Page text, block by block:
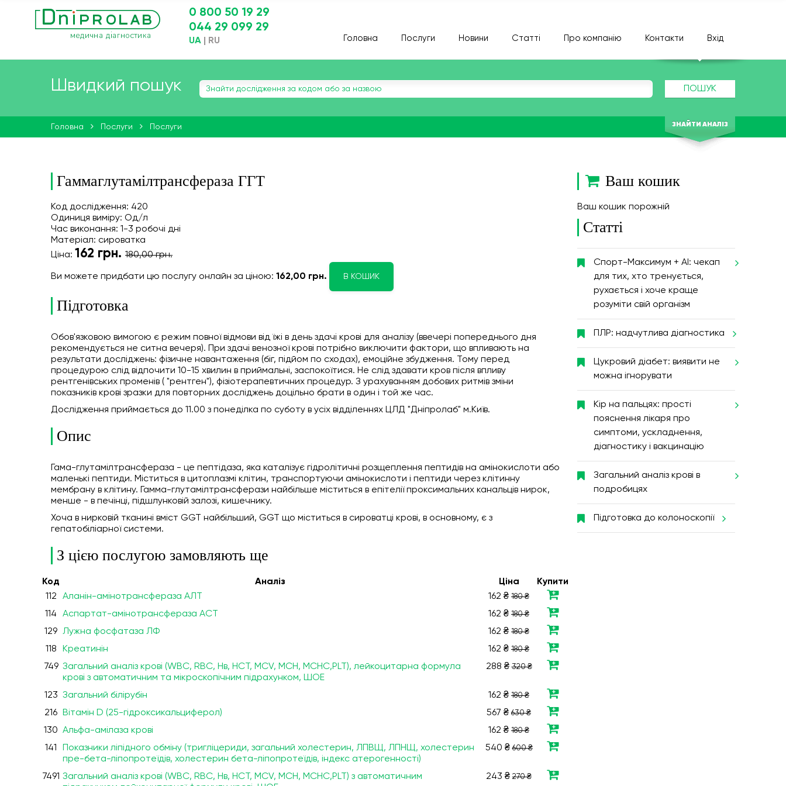
0 800 50 19 29
044 29 099 29
UA RU Головна Послуги Новини Статті Про компанію Контакти Вхід
Швидкий пошук ПОШУК
ЗНАЙТИ АНАЛІЗ
Головна Послуги Послуги
Гаммаглутамілтрансфераза ГГТ
Код дослідження: 420
Одиниця виміру: Од/л
Час виконання: 1-3 робочі дні
Матеріал: сироватка
Ціна: 162 грн. 180,00 грн.
Ви можете придбати цю послугу онлайн за ціною: 162,00 грн. В КОШИК
Підготовка
Обов'язковою вимогою є режим повної відмови від їжі в день здачі крові для аналізу (ввечері попереднього дня
рекомендується не ситна вечеря). При здачі венозної крові потрібно виключити фактори, що впливають на
результати досліджень: фізичне навантаження (біг, підйом по сходах), емоційне збудження. Тому перед
процедурою слід відпочити 10-15 хвилин в приймальні, заспокоїтися. Не слід здавати кров після впливу
рентгенівських променів ( "рентген"), фізіотерапевтичних процедур. З урахуванням добових ритмів зміни
показників крові зразки для повторних досліджень доцільно брати в один і той же час.
Дослідження приймається до 11.00 з понеділка по суботу в усіх відділеннях ЦЛД "Дніпролаб" м.Київ.
Опис
Гама-глутамілтрансфераза - це пептідаза, яка каталізує гідролітичні розщеплення пептидів на амінокислоти або
маленькі пептиди. Міститься в цитоплазмі клітин, транспортуючи амінокислоти і пептиди через клітинну
мембрану в клітину. Гамма-глутамілтрансферази найбільше міститься в епітелії проксимальних канальців нирок,
менше - в печінці, підшлунковій залозі, кишечнику.
Хоча в нирковій тканині вміст GGT найбільший, GGT що міститься в сироватці крові, в основному, є з
гепатобіліарної системи.
З цією послугою замовляють ще
Код Аналiз Ціна
Купити
112
Аланін-амінотрансфераза АЛТ 162 ₴ 180 ₴
114 Аспартат-амінотрансфераза АСТ 162 ₴ 180 ₴
129 Лужна фосфатаза ЛФ 162 ₴ 180 ₴
118 Креатинін 162 ₴ 180 ₴
749 Загальний аналіз крові (WBC, RBC, Нв, HCT, MCV, МСН, МСНС,PLT), лейкоцитарна формула
крові з автоматичним та мікроскопічним підрахунком, ШОЕ
288 ₴320 ₴
123 Загальний білірубін 162 ₴ 180 ₴
216 Вітамін D (25-гідроксикальциферол) 567 ₴ 630 ₴
130 Альфа-амілаза крові 162 ₴ 180 ₴
141
Показники ліпідного обміну (тригліцериди, загальний холестерин, ЛПВЩ, ЛПНЩ, холестерин
пре-бета-ліпопротеїдів, холестерин бета-ліпопротеїдів, індекс атерогенності)
540 ₴600 ₴
7491 Загальний аналіз крові (WBC, RBC, Нв, HCT, MCV, МСН, МСНС,PLT) з автоматичним
243 ₴ 270 ₴
Ваш кошик
Ваш кошик порожній
Статті
Спорт-Максимум + AI: чекап
для тих, хто тренується,
рухається і хоче краще
розуміти свій організм
ПЛР: надчутлива діагностика
Цукровий діабет: виявити не
можна ігнорувати
Кір на пальцях: прості
пояснення лікаря про
симптоми, ускладнення,
діагностику і вакцинацію
Загальний аналіз крові в
подробицях
Підготовка до колоноскопії